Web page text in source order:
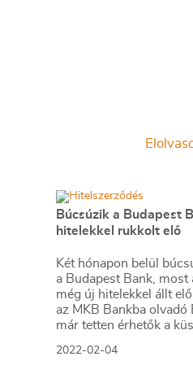
Búcsúzik a Budapest
hitelekkel rukkolt elő
Két hónapon belül
a Budapest Bank, most
még új hitelekkel állt
az MKB Bankba
már tetten érhetők a
2022-02-04